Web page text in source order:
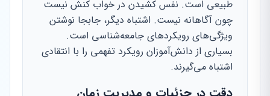
طبیعی است. نفس کشیدن در خواب کنش نیست
چون آگاهانه نیست. اشتباه دیگر، جابجا نوشتن
ویژگی‌های رویکردهای جامعه‌شناسی است.
بسیاری از دانش‌آموزان رویکرد تفهمی را با انتقادی
اشتباه می‌گیرند.